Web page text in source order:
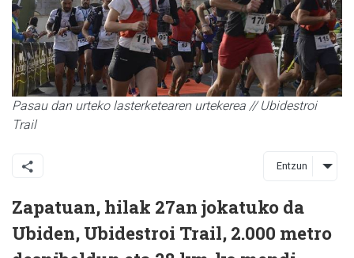
Pasau dan urteko lasterketearen urtekerea // Ubidestroi
Trail
Entzun
Zapatuan, hilak 27an jokatuko da
Ubiden, Ubidestroi Trail, 2.000 metro